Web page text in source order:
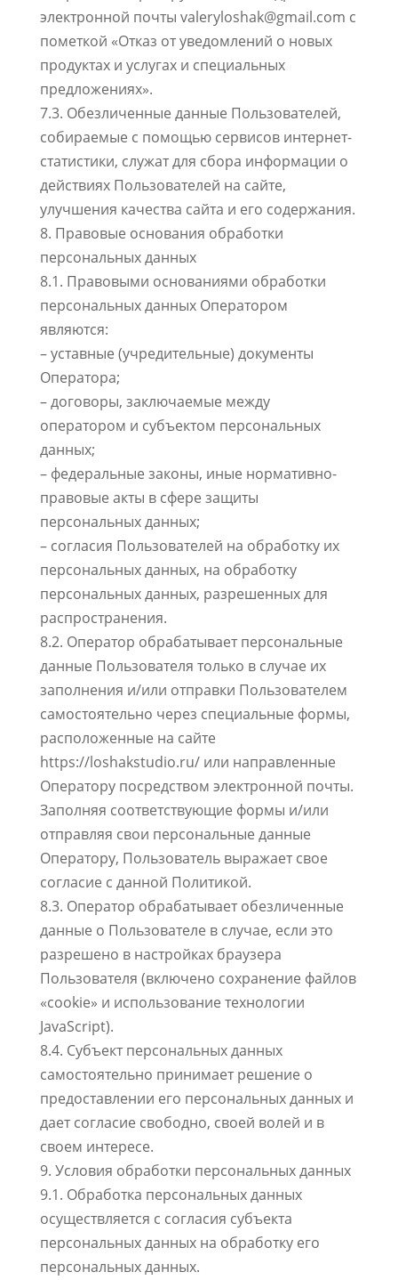
электронной почты valeryloshak@gmail.com с
пометкой «Отказ от уведомлений о новых
продуктах и услугах и специальных
предложениях».
7.3. Обезличенные данные Пользователей,
собираемые с помощью сервисов интернет-
статистики, служат для сбора информации о
действиях Пользователей на сайте,
улучшения качества сайта и его содержания.
8. Правовые основания обработки
персональных данных
8.1. Правовыми основаниями обработки
персональных данных Оператором
являются:
– уставные (учредительные) документы
Оператора;
– договоры, заключаемые между
оператором и субъектом персональных
данных;
– федеральные законы, иные нормативно-
правовые акты в сфере защиты
персональных данных;
– согласия Пользователей на обработку их
персональных данных, на обработку
персональных данных, разрешенных для
распространения.
8.2. Оператор обрабатывает персональные
данные Пользователя только в случае их
заполнения и/или отправки Пользователем
самостоятельно через специальные формы,
расположенные на сайте
https://loshakstudio.ru/ или направленные
Оператору посредством электронной почты.
Заполняя соответствующие формы и/или
отправляя свои персональные данные
Оператору, Пользователь выражает свое
согласие с данной Политикой.
8.3. Оператор обрабатывает обезличенные
данные о Пользователе в случае, если это
разрешено в настройках браузера
Пользователя (включено сохранение файлов
«cookie» и использование технологии
JavaScript).
8.4. Субъект персональных данных
самостоятельно принимает решение о
предоставлении его персональных данных и
дает согласие свободно, своей волей и в
своем интересе.
9. Условия обработки персональных данных
9.1. Обработка персональных данных
осуществляется с согласия субъекта
персональных данных на обработку его
персональных данных.